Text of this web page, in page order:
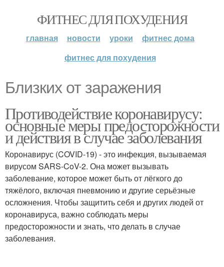
ФИТНЕС ДЛЯ ПОХУДЕНИЯ
главная новости уроки
фитнес дома
фитнес для похудения
Близких от заражения
Противодействие коронавирусу:
основные меры предосторожности
и действия в случае заболевания
Коронавирус (COVID-19) - это инфекция, вызываемая
вирусом SARS-CoV-2. Она может вызывать
заболевание, которое может быть от лёгкого до
тяжёлого, включая пневмонию и другие серьёзные
осложнения. Чтобы защитить себя и других людей от
коронавируса, важно соблюдать меры
предосторожности и знать, что делать в случае
заболевания.